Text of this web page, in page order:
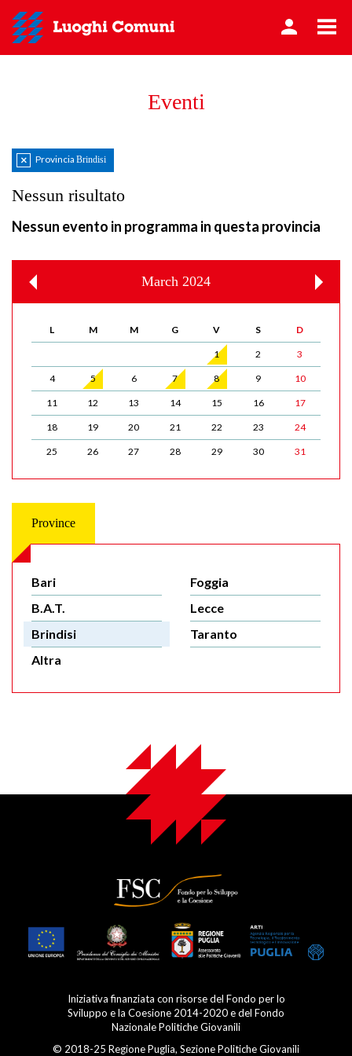
Eventi
Provincia Brindisi
Azzera
Nessun risultato
Nessun evento in programma in questa provincia
March 2024
L M M G V S D
1 2 3
4 5 6 7 8 9 10
11 12 13 14 15 16 17
18 19 20 21 22 23 24
25 26 27 28 29 30 31
Province
Bari
Foggia
B.A.T.
Lecce
Brindisi
Taranto
Altra
Iniziativa finanziata con risorse del Fondo per lo
Sviluppo e la Coesione 2014-2020 e del Fondo
Nazionale Politiche Giovanili
© 2018-25 Regione Puglia, Sezione Politiche Giovanili